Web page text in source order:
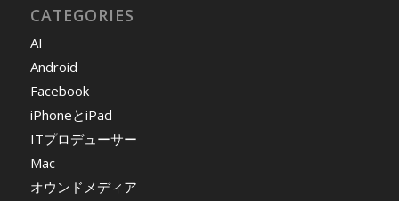
CATEGORIES
AI
Android
Facebook
iPhoneとiPad
ITプロデューサー
Mac
オウンドメディア